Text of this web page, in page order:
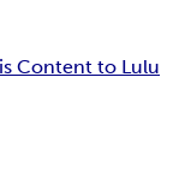
Content to Lulu